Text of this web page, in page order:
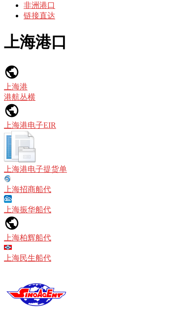
非洲港口
链接直达
上海港口
上海港
港航丛横
上海港电子EIR
上海港电子提货单
上海招商船代
上海振华船代
上海柏辉船代
上海民生船代